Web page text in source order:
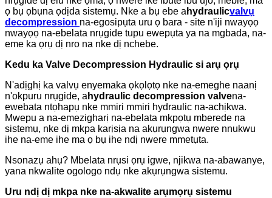
ọ bụ ọbụna ọdịda sistemụ. Nke a bụ ebe a hydraulicvalvụ
decompression na-egosipụta uru ọ bara - site n'iji nwayọọ
nwayọọ na-ebelata nrụgide tupu ewepụta ya na mgbada, na-
eme ka ọrụ dị nro na nke dị nchebe.
Kedu ka Valve Decompression Hydraulic si arụ ọrụ
N'adịghị ka valvụ enyemaka ọkọlọtọ nke na-emeghe naanị
n'okpuru nrụgide, a hydraulic decompression valvena-
ewebata ntọhapụ nke mmiri mmiri hydraulic na-achịkwa.
Mwepu a na-emezigharị na-ebelata mkpọtụ mberede na
sistemụ, nke dị mkpa karịsịa na akụrụngwa nwere nnukwu
ihe na-eme ihe ma ọ bụ ihe ndị nwere mmetụta.
Nsonazụ ahụ? Mbelata nrụsi ọrụ igwe, njikwa na-abawanye,
yana nkwalite ogologo ndụ nke akụrụngwa sistemu.
Uru ndị dị mkpa nke na-akwalite arụmọrụ sistemu